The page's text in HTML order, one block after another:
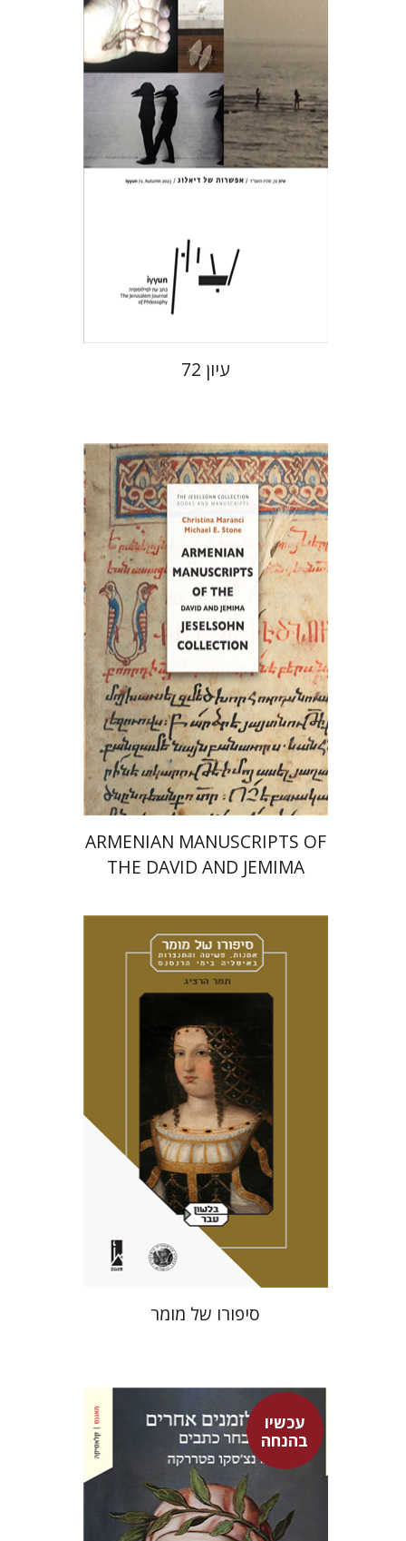
הנחת אתר ספר מודפס
$31
$28
עיון 72
כריסטינה מרנצ'י מייקל א. סטון
הנחת אתר ספר מודפס
$86
$77
ARMENIAN MANUSCRIPTS OF
THE DAVID AND JEMIMA
תמר הרציג
אמוץ גלעדי
הנחת אתר ספר מודפס
$46
$41
סיפורו של מומר
עכשיו
בהנחהפרנצ'סקו פטררקה
גור זק
עמינדב דיקמן
נתן רון
גור זק
אברהם ארואטי